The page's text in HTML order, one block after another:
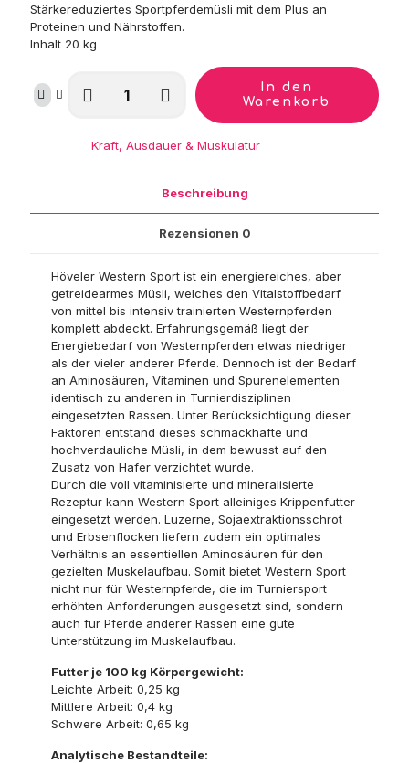
Stärkereduziertes Sportpferdemüsli mit dem Plus an
Proteinen und Nährstoffen.
Inhalt 20 kg
In den
Warenkorb
Kraft, Ausdauer & Muskulatur
Beschreibung
Rezensionen 0
Höveler Western Sport ist ein energiereiches, aber
getreidearmes Müsli, welches den Vitalstoffbedarf
von mittel bis intensiv trainierten Westernpferden
komplett abdeckt. Erfahrungsgemäß liegt der
Energiebedarf von Westernpferden etwas niedriger
als der vieler anderer Pferde. Dennoch ist der Bedarf
an Aminosäuren, Vitaminen und Spurenelementen
identisch zu anderen in Turnierdisziplinen
eingesetzten Rassen. Unter Berücksichtigung dieser
Faktoren entstand dieses schmackhafte und
hochverdauliche Müsli, in dem bewusst auf den
Zusatz von Hafer verzichtet wurde.
Durch die voll vitaminisierte und mineralisierte
Rezeptur kann Western Sport alleiniges Krippenfutter
eingesetzt werden. Luzerne, Sojaextraktionsschrot
und Erbsenflocken liefern zudem ein optimales
Verhältnis an essentiellen Aminosäuren für den
gezielten Muskelaufbau. Somit bietet Western Sport
nicht nur für Westernpferde, die im Turniersport
erhöhten Anforderungen ausgesetzt sind, sondern
auch für Pferde anderer Rassen eine gute
Unterstützung im Muskelaufbau.
Futter je 100 kg Körpergewicht:
Leichte Arbeit: 0,25 kg
Mittlere Arbeit: 0,4 kg
Schwere Arbeit: 0,65 kg
Analytische Bestandteile: